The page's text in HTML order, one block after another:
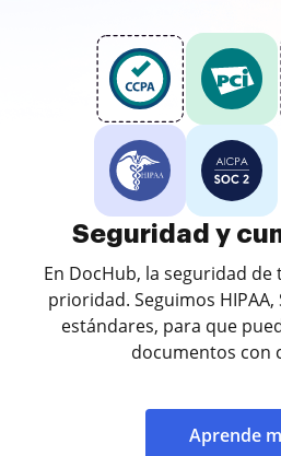
Seguridad y
En DocHub, la seguridad
prioridad. Seguimos HIPAA,
estándares, para que
documentos con
Aprende